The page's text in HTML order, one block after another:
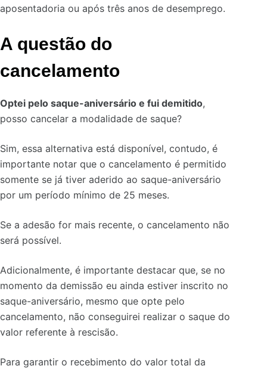
aposentadoria ou após três anos de desemprego.
A questão do
cancelamento
Optei pelo saque-aniversário e fui demitido,
posso cancelar a modalidade de saque?
Sim, essa alternativa está disponível, contudo, é
importante notar que o cancelamento é permitido
somente se já tiver aderido ao saque-aniversário
por um período mínimo de 25 meses.
Se a adesão for mais recente, o cancelamento não
será possível.
Adicionalmente, é importante destacar que, se no
momento da demissão eu ainda estiver inscrito no
saque-aniversário, mesmo que opte pelo
cancelamento, não conseguirei realizar o saque do
valor referente à rescisão.
Para garantir o recebimento do valor total da